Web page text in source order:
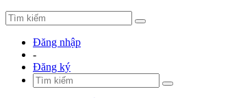
Đăng nhập
-
Đăng ký